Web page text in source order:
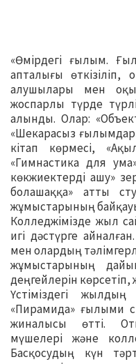
«Өмірдегі ғылым.
апталығы
алушылары мен
жоспарлы түрде
алынды. Олар:
«Шекарасыз
кітап көрмесі,
«Гимнастика для
көкжиектерді ашу»
болашаққа» атты
жұмыстарының
Колледжімізде жыл
игі дәстүрге
мен олардың
жұмыстарының
деңгейлерін
Үстіміздегі
«Пирамида» ғылыми
жиналысы өтті.
мүшелері және
Басқосудың күн